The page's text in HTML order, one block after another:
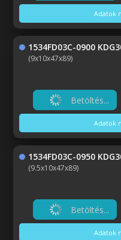
Adatok
1534FD03C-0900
(9x10x47x89)
Betöltés...
Adatok
1534FD03C-0950
(9.5x10x47x89)
Betöltés...
Adatok